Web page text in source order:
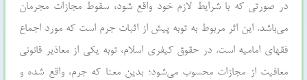
در صورتی‌ که‌ با شرایط‌ لازم‌ خود واقع‌ شود، سقوط‌ مجازات‌ مجرمان‌
می‌باشد. این‌ اثر مربوط‌ به‌ توبه‌ پیش‌ از اثبات‌ جرم‌ است‌ که‌ مورد اجماع‌
فقهاي امامیه‌ است‌. در حقوق‌ کیفري اسلام‌، توبه‌ یکی‌ از معاذیر قانونی‌
معافیت‌ از مجازات‌ محسوب‌ می‌شود؛ بدین‌ معنا که‌ جرم‌، واقع‌ شده‌ و